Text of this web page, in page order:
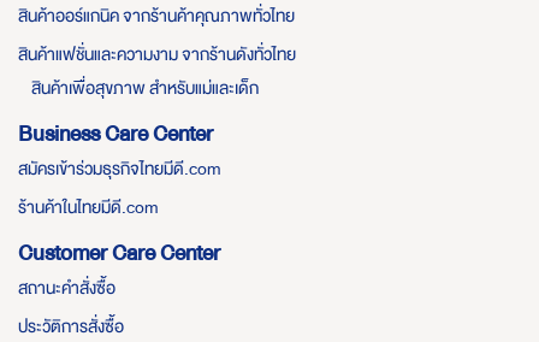
สินค้าออร์แกนิค จากร้านค้าคุณภาพทั่วไทย
สินค้าแฟชั่นและความงาม จากร้านดังทั่วไทย
สินค้าเพื่อสุขภาพ สำหรับแม่และเด็ก
Business Care Center
สมัครเข้าร่วมธุรกิจไทยมีดี.com
ร้านค้าในไทยมีดี.com
Customer Care Center
สถานะคำสั่งซื้อ
ประวัติการสั่งซื้อ